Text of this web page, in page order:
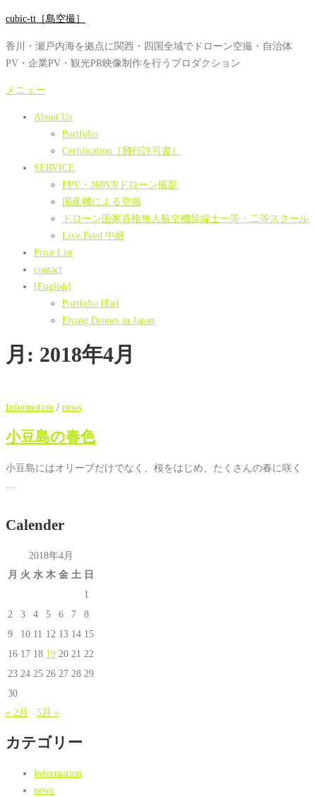
コ
テ
ン
ツ
cubic-tt［島空撮］
香川・瀬戸内海を拠点に関西・四国全域でドローン空撮・自治体
PV・企業PV・観光PR映像制作を行うプロダクション
メニュー
About Us
Portfolio
Certification［飛行許可書］
SERVICE
FPV・360VRドローン撮影
国産機による空撮
ドローン国家資格無人航空機操縦士一等・二等スクール
Live Feed 中継
Price List
contact
[English]
Portfolio [En]
Flying Drones in Japan
月: 2018年4月
Information / news
小豆島の春色
小豆島にはオリーブだけでなく、桜をはじめ、たくさんの春に咲く
Calender
2018年4月
月 火 水 木 金 土 日
1
2
3 4 5 6 7
8
9
10 11 12 13 14 15
16 17 18 19 20 21 22
23 24 25 26 27 28 29
30
« 2月
5月 »
カテゴリー
Information
news